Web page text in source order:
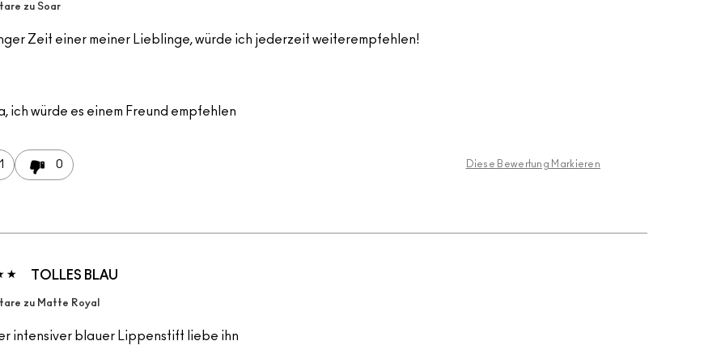
zu Soar
Zeit einer meiner Lieblinge, würde ich jederzeit weiterempfehlen!
ich würde es einem Freund empfehlen
1 0 Diese Bewertung Markieren
TOLLES BLAU
zu Matte Royal
intensiver blauer Lippenstift liebe ihn